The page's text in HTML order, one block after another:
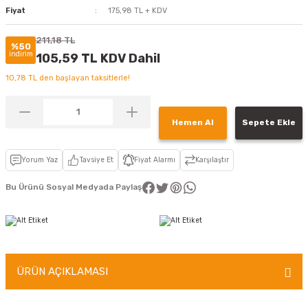
Fiyat
175,98 TL + KDV
%50
indirim
211,18 TL
105,59 TL KDV Dahil
10,78 TL den başlayan taksitlerle!
Hemen Al Sepete Ekle
Yorum Yaz Tavsiye Et Fiyat Alarmı Karşılaştır
Bu Ürünü Sosyal Medyada Paylaş
ÜRÜN AÇIKLAMASI